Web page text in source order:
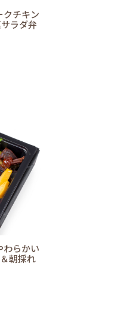
クチキン
ラダ弁
わらかい
朝採れ